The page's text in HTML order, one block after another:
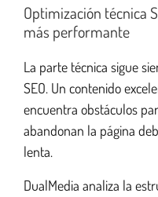
Optimización técnica
más performante
La parte técnica sigue
SEO. Un contenido
encuentra obstáculos
abandonan la página
lenta.
DualMedia analiza la